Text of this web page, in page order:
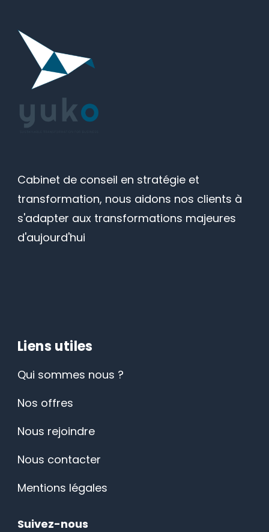
Cabinet de conseil en stratégie et
transformation, nous aidons nos clients à
s'adapter aux transformations majeures
d'aujourd'hui
Liens utiles
Qui sommes nous ?
Nos offres
Nous rejoindre
Nous contacter
Mentions légales
Suivez-nous